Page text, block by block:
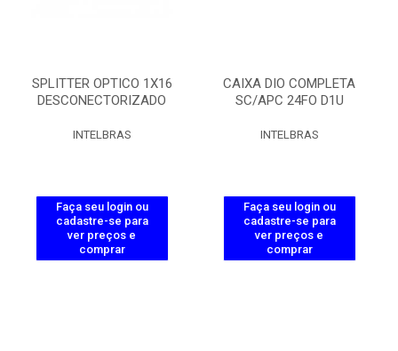
SPLITTER OPTICO 1X16
DESCONECTORIZADO
INTELBRAS
Faça seu login ou
cadastre-se para
ver preços e
comprar
CAIXA DIO COMPLETA
SC/APC 24FO D1U
INTELBRAS
Faça seu login ou
cadastre-se para
ver preços e
comprar